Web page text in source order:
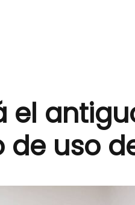
el
de uso